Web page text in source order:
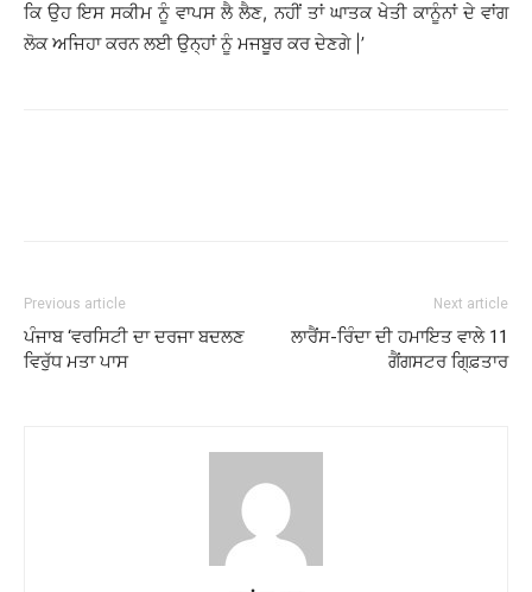
ਕਿ ਉਹ ਇਸ ਸਕੀਮ ਨੂੰ ਵਾਪਸ ਲੈ ਲੈਣ, ਨਹੀਂ ਤਾਂ ਘਾਤਕ ਖੇਤੀ ਕਾਨੂੰਨਾਂ ਦੇ ਵਾਂਗ
ਲੋਕ ਅਜਿਹਾ ਕਰਨ ਲਈ ਉਨ੍ਹਾਂ ਨੂੰ ਮਜਬੂਰ ਕਰ ਦੇਣਗੇ |’
Previous article
ਪੰਜਾਬ ‘ਵਰਸਿਟੀ ਦਾ ਦਰਜਾ ਬਦਲਣ
ਵਿਰੁੱਧ ਮਤਾ ਪਾਸ
Next article
ਲਾਰੈਂਸ-ਰਿੰਦਾ ਦੀ ਹਮਾਇਤ ਵਾਲੇ 11
ਗੈਂਗਸਟਰ ਗਿ੍ਫ਼ਤਾਰ